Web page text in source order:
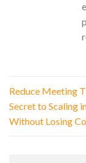
Reduce Meeting
Secret to Scaling
Without Losing